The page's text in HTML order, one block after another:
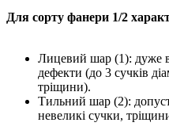
Для сорту фанери 1/2
Лицевий шар (1): дуже
дефекти (до 3 сучків
тріщини).
Тильний шар (2):
невеликі сучки,